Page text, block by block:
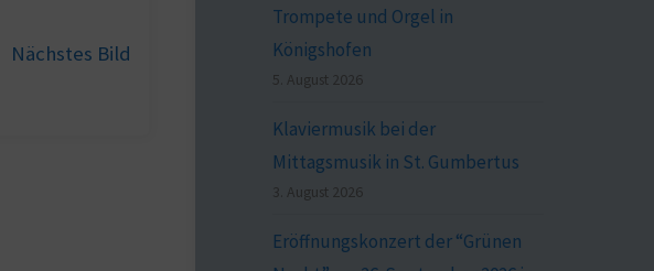
Nächstes Bild
Trompete und Orgel in
Königshofen
5. August 2026
Klaviermusik bei der
Mittagsmusik in St. Gumbertus
3. August 2026
Eröffnungskonzert der “Grünen